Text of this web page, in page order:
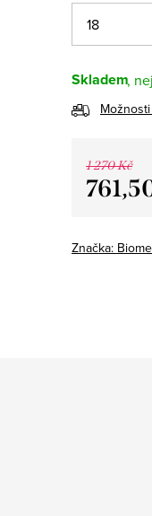
Skladem
1 270 Kč
Značka: